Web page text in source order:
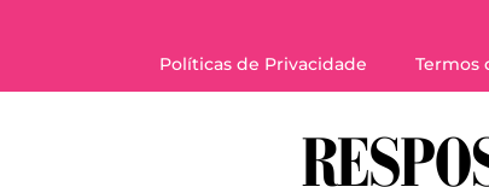
Políticas de Privacidade Termos